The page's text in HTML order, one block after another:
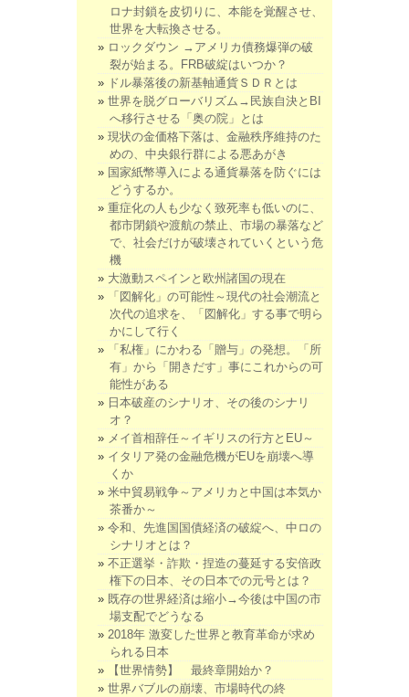
ロナ封鎖を皮切りに、本能を覚醒させ、
世界を大転換させる。
ロックダウン →アメリカ債務爆弾の破
裂が始まる。FRB破綻はいつか？
ドル暴落後の新基軸通貨ＳＤＲとは
世界を脱グローバリズム→民族自決とBI
へ移行させる「奥の院」とは
現状の金価格下落は、金融秩序維持のた
めの、中央銀行群による悪あがき
国家紙幣導入による通貨暴落を防ぐには
どうするか。
重症化の人も少なく致死率も低いのに、
都市閉鎖や渡航の禁止、市場の暴落など
で、社会だけが破壊されていくという危
機
大激動スペインと欧州諸国の現在
「図解化」の可能性～現代の社会潮流と
次代の追求を、「図解化」する事で明ら
かにして行く
「私権」にかわる「贈与」の発想。「所
有」から「開きだす」事にこれからの可
能性がある
日本破産のシナリオ、その後のシナリ
オ？
メイ首相辞任～イギリスの行方とEU～
イタリア発の金融危機がEUを崩壊へ導
くか
米中貿易戦争～アメリカと中国は本気か
茶番か～
令和、先進国国債経済の破綻へ、中ロの
シナリオとは？
不正選挙・詐欺・捏造の蔓延する安倍政
権下の日本、その日本での元号とは？
既存の世界経済は縮小→今後は中国の市
場支配でどうなる
2018年 激変した世界と教育革命が求め
られる日本
【世界情勢】 最終章開始か？
世界バブルの崩壊、市場時代の終